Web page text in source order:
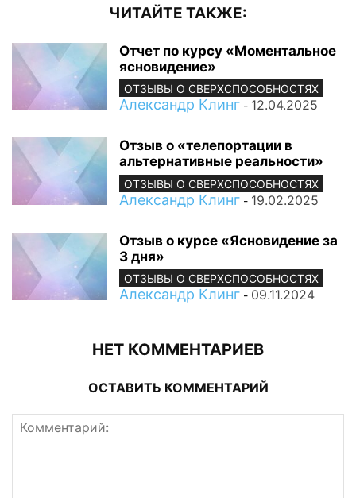
ЧИТАЙТЕ ТАКЖЕ:
Отчет по курсу «Моментальное
ясновидение»
ОТЗЫВЫ О СВЕРХСПОСОБНОСТЯХ
Александр Клинг - 12.04.2025
Отзыв о «телепортации в
альтернативные реальности»
ОТЗЫВЫ О СВЕРХСПОСОБНОСТЯХ
Александр Клинг - 19.02.2025
Отзыв о курсе «Ясновидение за
3 дня»
ОТЗЫВЫ О СВЕРХСПОСОБНОСТЯХ
Александр Клинг - 09.11.2024
НЕТ КОММЕНТАРИЕВ
ОСТАВИТЬ КОММЕНТАРИЙ